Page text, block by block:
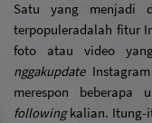
Satu yang menjadi
terpopuleradalah fitur
nggakupdate
merespon beberapa
following